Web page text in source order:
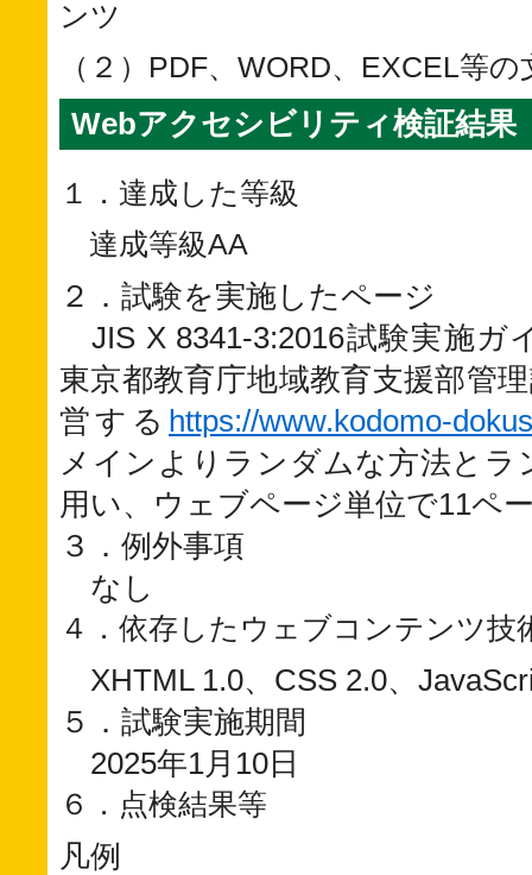
ンツ
（２）PDF、WORD、EXCEL等
Webアクセシビリティ検証結果
１．達成した等級
達成等級AA
２．試験を実施したページ
JIS X 8341-3:2016試験実施ガ
東京都教育庁地域教育支援部管
営する https://www.kodomo-
メインよりランダムな方法と
用い、ウェブページ単位で11ペ
３．例外事項
なし
４．依存したウェブコンテンツ技
XHTML 1.0、CSS 2.0、
５．試験実施期間
2025年1月10日
６．点検結果等
凡例